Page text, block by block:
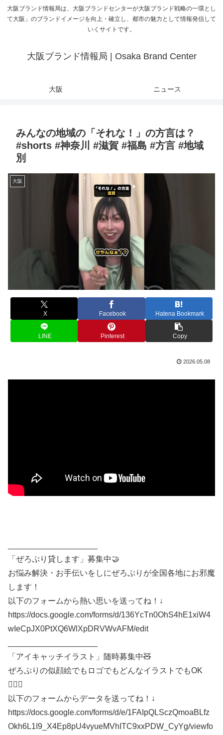
大阪ブランド情報局は、大阪ブランドセンターが大阪ブランド戦略の一環とし
て大阪」のブランドイメージを向上・確立し、都市の魅力として情報発信して
いくサイトです。
大阪ブランド情報局 | Osaka Brand Center
大阪 ニュース
みんなの地域の「それな！」の方言は？
#shorts #神奈川 #滋賀 #福島 #方言 #地域
別
大阪
X Facebook Hatena Bookmark
LINE Pinterest Copy
2026.05.08
「ぜろぷり貸します」募集中🤝
お悩み解決・お手伝いをしにぜろぷりが全国各地にお邪魔
します！
以下のフォームから熱い思いを送ってね！↓
https://docs.google.com/forms/d/136YcTn0OhS4hE1xiW4
wIeCpJX0PtXQ6WlXpDRVWvAFM/edit
「アイキャッチイラスト」随時募集中🧸
ぜろぷりの似顔絵でもロゴでもどんなイラストでもOK
🙆🏻‍♀️
以下のフォームからデータを送ってね！↓
https://docs.google.com/forms/d/e/1FAIpQLSczQmoaBLfz
Okh6L1I9_X4Ep8pU4vyueMVhITC9xxPDW_CyYg/viewfo